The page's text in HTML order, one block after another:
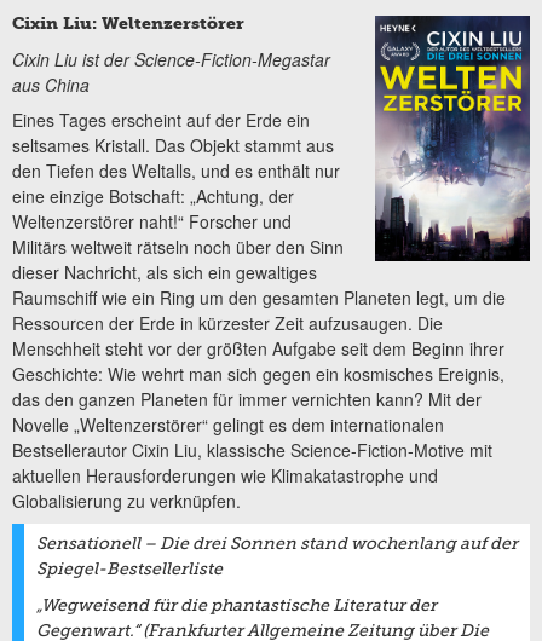
Cixin Liu: Weltenzerstörer
Cixin Liu ist der Science-Fiction-Megastar
aus China
Eines Tages erscheint auf der Erde ein
seltsames Kristall. Das Objekt stammt aus
den Tiefen des Weltalls, und es enthält nur
eine einzige Botschaft: „Achtung, der
Weltenzerstörer naht!“ Forscher und
Militärs weltweit rätseln noch über den Sinn
dieser Nachricht, als sich ein gewaltiges
Raumschiff wie ein Ring um den gesamten Planeten legt, um die
Ressourcen der Erde in kürzester Zeit aufzusaugen. Die
Menschheit steht vor der größten Aufgabe seit dem Beginn ihrer
Geschichte: Wie wehrt man sich gegen ein kosmisches Ereignis,
das den ganzen Planeten für immer vernichten kann? Mit der
Novelle „Weltenzerstörer“ gelingt es dem internationalen
Bestsellerautor Cixin Liu, klassische Science-Fiction-Motive mit
aktuellen Herausforderungen wie Klimakatastrophe und
Globalisierung zu verknüpfen.
Sensationell – Die drei Sonnen stand wochenlang auf der
Spiegel-Bestsellerliste
„Wegweisend für die phantastische Literatur der
Gegenwart.“ (Frankfurter Allgemeine Zeitung über Die